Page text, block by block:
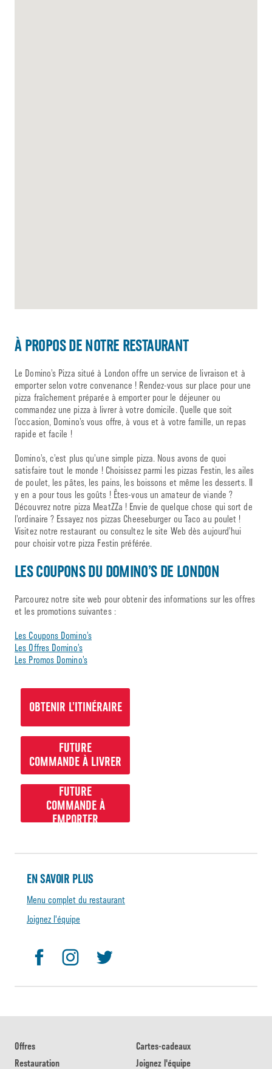
À PROPOS DE NOTRE RESTAURANT
Le Domino’s Pizza situé à London offre un service de livraison et à
emporter selon votre convenance ! Rendez-vous sur place pour une
pizza fraîchement préparée à emporter pour le déjeuner ou
commandez une pizza à livrer à votre domicile. Quelle que soit
l’occasion, Domino’s vous offre, à vous et à votre famille, un repas
rapide et facile !
Domino’s, c’est plus qu’une simple pizza. Nous avons de quoi
satisfaire tout le monde ! Choisissez parmi les pizzas Festin, les ailes
de poulet, les pâtes, les pains, les boissons et même les desserts. Il
y en a pour tous les goûts ! Êtes-vous un amateur de viande ?
Découvrez notre pizza MeatZZa ! Envie de quelque chose qui sort de
l’ordinaire ? Essayez nos pizzas Cheeseburger ou Taco au poulet !
Visitez notre restaurant ou consultez le site Web dès aujourd’hui
pour choisir votre pizza Festin préférée.
LES COUPONS DU DOMINO’S DE LONDON
Parcourez notre site web pour obtenir des informations sur les offres
et les promotions suivantes :
Les Coupons Domino’s
Les Offres Domino’s
Les Promos Domino’s
OBTENIR L’ITINÉRAIRE
FUTURE
COMMANDE À LIVRER
FUTURE
COMMANDE À
EMPORTER
EN SAVOIR PLUS
Menu complet du restaurant
Joignez l'équipe
Offres
Cartes-cadeaux
Restauration
Joignez l'équipe